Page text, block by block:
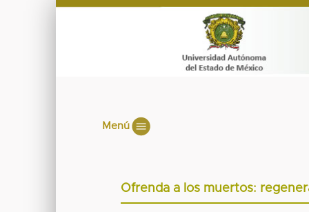
Menú
Ofrenda a los muertos: